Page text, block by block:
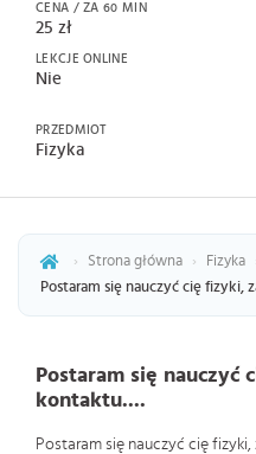
CENA / ZA 60 MIN
25 zł
LEKCJE ONLINE
Nie
PRZEDMIOT
Fizyka
› Strona główna › Fizyka
Postaram się nauczyć cię fizyki,
Postaram się nauczyć
kontaktu....
Postaram się nauczyć cię